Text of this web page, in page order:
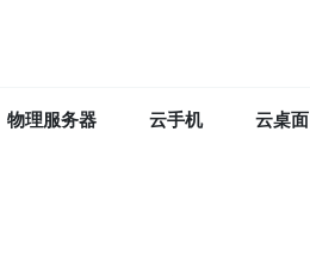
物理服务器 云手机 云桌面